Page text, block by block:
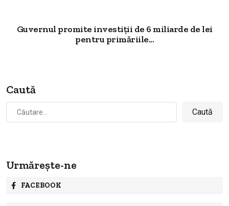
Guvernul promite investiții de 6 miliarde de lei
pentru primăriile...
Caută
Caută
după:
Urmărește-ne
FACEBOOK